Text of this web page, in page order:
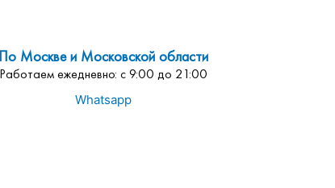
По Москве и Московской области
Работаем ежедневно: с 9:00 до 21:00
Whatsapp